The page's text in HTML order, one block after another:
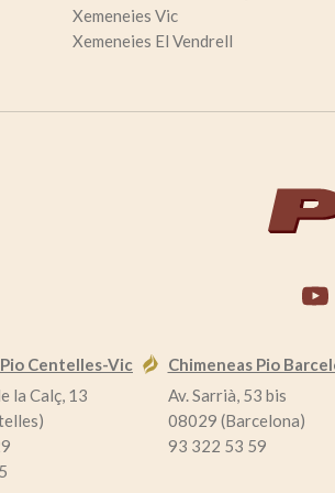
Xemeneies Vic
Xemeneies El Vendrell
Centelles-Vic
la Calç, 13
Chimeneas Pio
Av. Sarrià, 53 bis
08029 (Barcelona)
93 322 53 59